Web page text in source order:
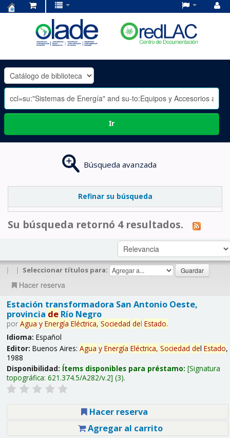
OLADE
-
Ir
Búsqueda avanzada
Refinar su búsqueda
Su búsqueda retornó 4 resultados.
| | Seleccionar títulos para:
Hacer reserva
Estación transformadora San Antonio Oeste,
provincia deRío Negro
por Agua y Energía Eléctrica, Sociedad del Estado.
Idioma: Español
Editor: Buenos Aires: Agua y Energía Eléctrica, Sociedad del Estado,
1988
Disponibilidad: Ítems disponibles para préstamo: Signatura
topográfica: 621.374.5/A282/v.2 (3).
Hacer reserva
Agregar al carrito